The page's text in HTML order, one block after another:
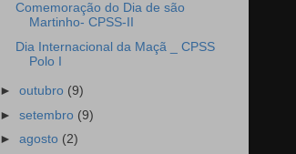
Comemoração do Dia de são
Martinho- CPSS-II
Dia Internacional da Maçã _ CPSS
Polo I
►outubro (9)
►setembro (9)
►agosto (2)